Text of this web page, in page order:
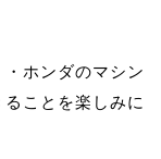
ホンダのマシン
ことを楽しみに